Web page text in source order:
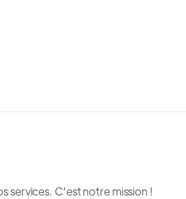
services. C'est notre mission !